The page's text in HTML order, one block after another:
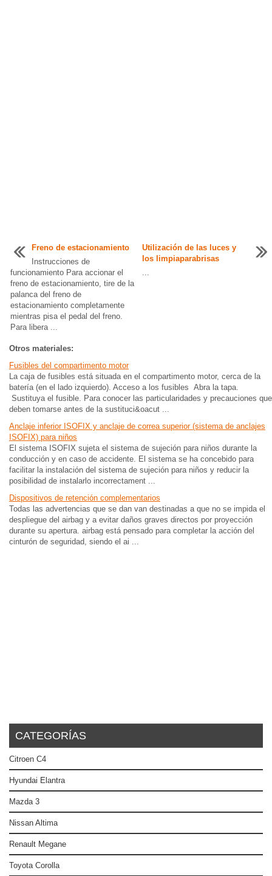
Freno de estacionamiento
Instrucciones de
funcionamiento Para accionar el
freno de estacionamiento, tire de la
palanca del freno de
estacionamiento completamente
mientras pisa el pedal del freno.
Para libera ...
Utilización de las luces y
los limpiaparabrisas
...
Otros materiales:
Fusibles del compartimento motor
La caja de fusibles está situada en el compartimento motor, cerca de la
batería (en el lado izquierdo). Acceso a los fusibles Abra la tapa.
Sustituya el fusible. Para conocer las particularidades y precauciones que
deben tomarse antes de la sustituci&oacut ...
Anclaje inferior ISOFIX y anclaje de correa superior (sistema de anclajes
ISOFIX) para niños
El sistema ISOFIX sujeta el sistema de sujeción para niños durante la
conducción y en caso de accidente. El sistema se ha concebido para
facilitar la instalación del sistema de sujeción para niños y reducir la
posibilidad de instalarlo incorrectament ...
Dispositivos de retención complementarios
Todas las advertencias que se dan van destinadas a que no se impida el
despliegue del airbag y a evitar daños graves directos por proyección
durante su apertura. airbag está pensado para completar la acción del
cinturón de seguridad, siendo el ai ...
CATEGORÍAS
Citroen C4
Hyundai Elantra
Mazda 3
Nissan Altima
Renault Megane
Toyota Corolla